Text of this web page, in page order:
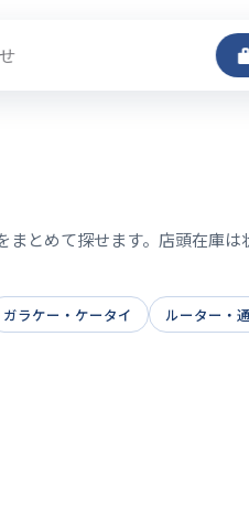
とめて探せます。店頭在庫
ガラケー・ケータイ ルーター・